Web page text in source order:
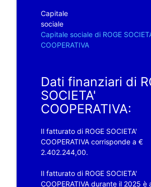
Capitale
sociale
Capitale sociale di ROGE
COOPERATIVA
Dati finanziari di
SOCIETA'
COOPERATIVA:
Il fatturato di ROGE SOCIETA'
COOPERATIVA corrisponde a €
2.402.244,00.
Il fatturato di ROGE SOCIETA'
COOPERATIVA durante il 2025 è